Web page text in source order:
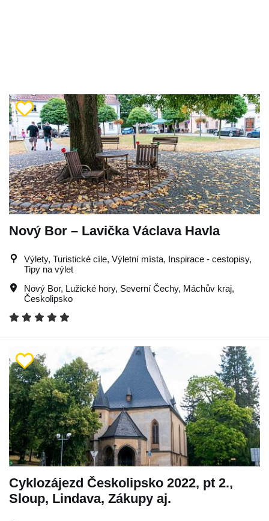
Nový Bor – Lavička Václava Havla
Výlety, Turistické cíle, Výletní místa, Inspirace - cestopisy,
Tipy na výlet
Nový Bor, Lužické hory, Severní Čechy, Máchův kraj,
Českolipsko
Cyklozájezd Českolipsko 2022, pt 2.,
Sloup, Lindava, Zákupy aj.